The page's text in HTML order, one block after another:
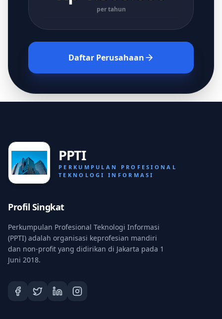
per tahun
Daftar Perusahaan
PPTI
PERKUMPULAN PROFESIONAL
TEKNOLOGI INFORMASI
Profil Singkat
Perkumpulan Profesional Teknologi Informasi
(PPTI) adalah organisasi keprofesian mandiri
dan non-profit yang didirikan di Jakarta pada 1
Juni 2018.